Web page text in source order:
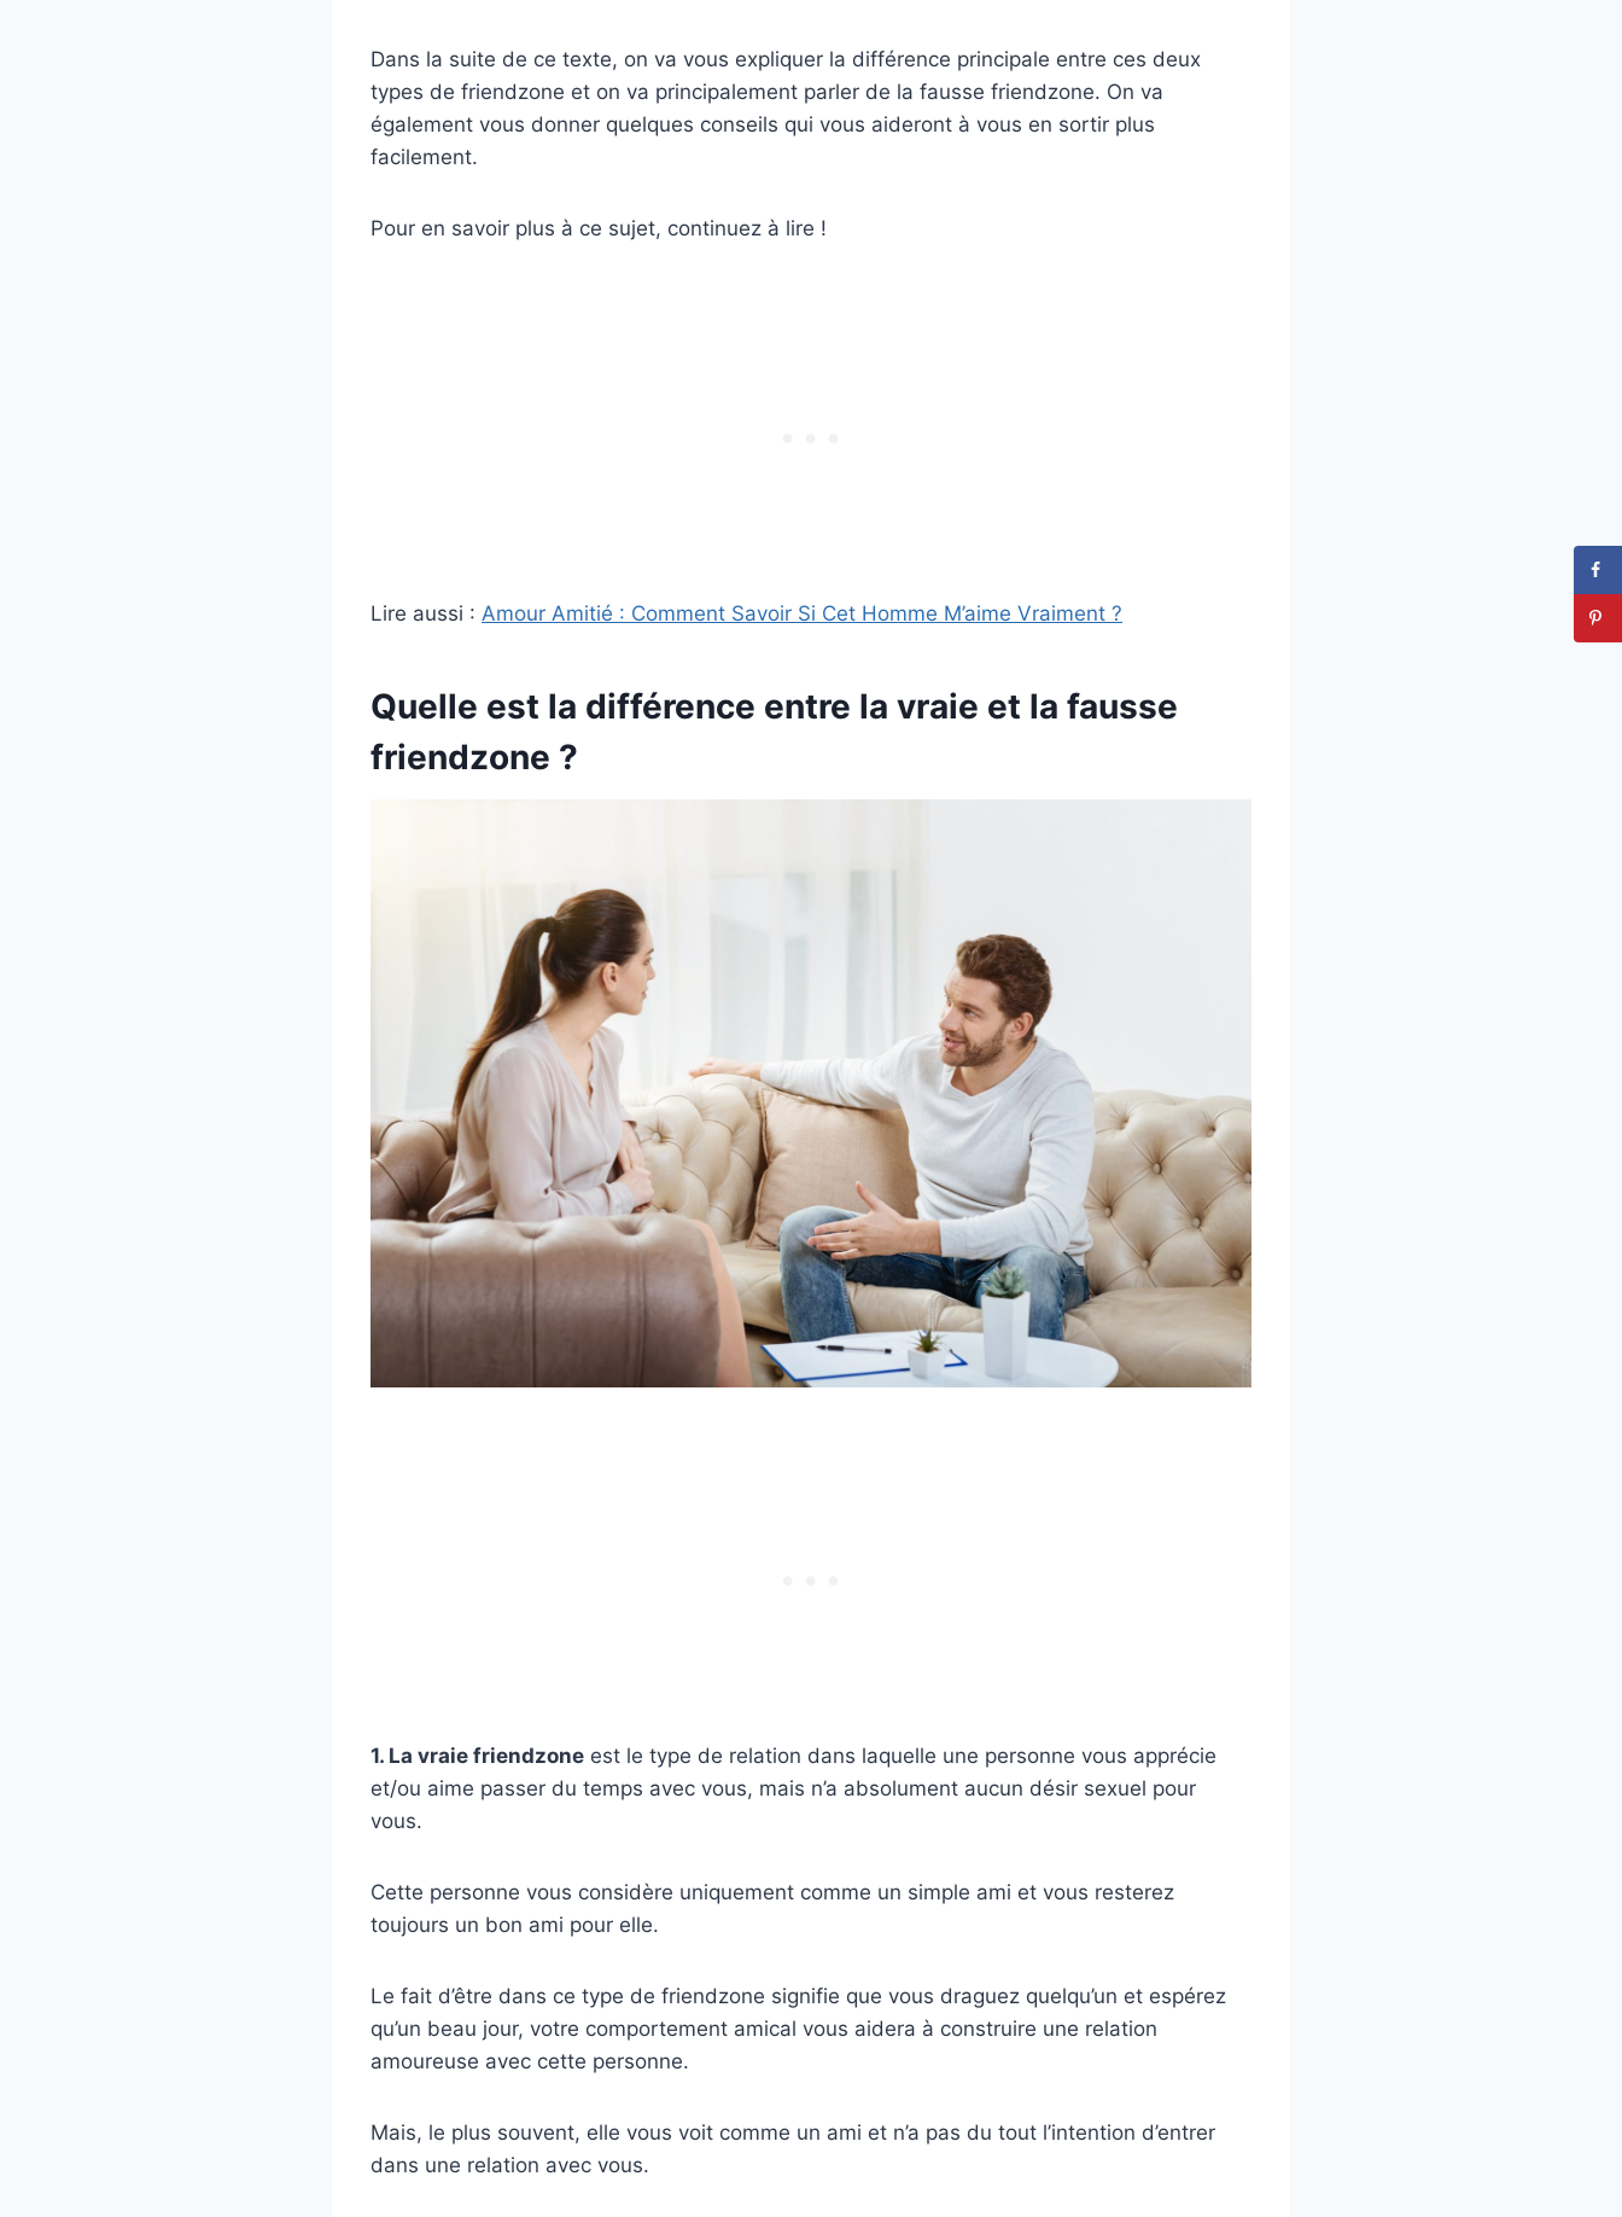
Dans la suite de ce texte, on va vous expliquer la différence principale entre ces deux
types de friendzone et on va principalement parler de la fausse friendzone. On va
également vous donner quelques conseils qui vous aideront à vous en sortir plus
facilement.
Pour en savoir plus à ce sujet, continuez à lire !
Lire aussi : Amour Amitié : Comment Savoir Si Cet Homme M’aime Vraiment ?
Quelle est la différence entre la vraie et la fausse
friendzone ?
1. La vraie friendzone est le type de relation dans laquelle une personne vous apprécie
et/ou aime passer du temps avec vous, mais n’a absolument aucun désir sexuel pour
vous.
Cette personne vous considère uniquement comme un simple ami et vous resterez
toujours un bon ami pour elle.
Le fait d’être dans ce type de friendzone signifie que vous draguez quelqu’un et espérez
qu’un beau jour, votre comportement amical vous aidera à construire une relation
amoureuse avec cette personne.
Mais, le plus souvent, elle vous voit comme un ami et n’a pas du tout l’intention d’entrer
dans une relation avec vous.